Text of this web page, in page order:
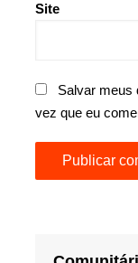
Site
Salvar meus
vez que eu